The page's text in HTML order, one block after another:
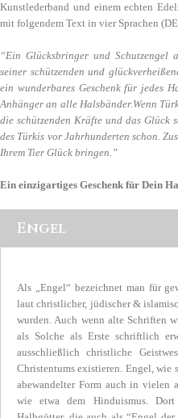
Kunstlederband und einem echten
mit folgendem Text in vier Sprachen
“Ein Glücksbringer und Schutzengel
seiner schützenden und
ein wunderbares Geschenk für jedes
Anhänger an alle Halsbänder.Wenn
die schützenden Kräfte und das
des Türkis vor Jahrhunderten schon.
Ihrem Tier Glück bringen.”
Ein einzigartiges Geschenk für Dein
Engel
Als „Engel“ bezeichnet man für
laut christlicher, jüdischer &
wurden. Auch wenn alte Schriften
als Solche als Erste schriftlich
ausschließlich christliche
Christentums existieren. Engel, wie
abewandelter Form auch in vielen
wie etwa dem Hinduismus.